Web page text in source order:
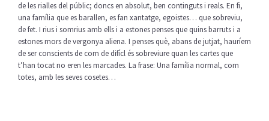
de les rialles del públic; doncs en absolut, ben continguts i reals. En fi,
una família que es barallen, es fan xantatge, egoistes… que sobreviu,
de fet. I rius i somrius amb ells i a estones penses que quins barruts i a
estones mors de vergonya aliena. I penses què, abans de jutjat, hauríem
de ser conscients de com de difícl és sobreviure quan les cartes que
t’han tocat no eren les marcades. La frase: Una família normal, com
totes, amb les seves cosetes…